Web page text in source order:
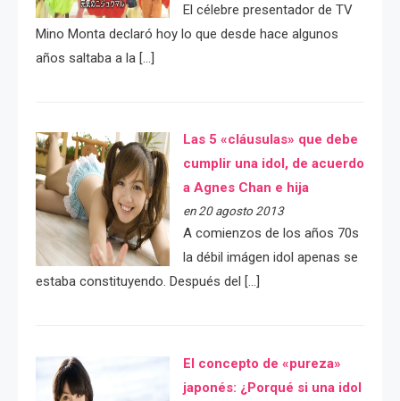
El célebre presentador de TV
Mino Monta declaró hoy lo que desde hace algunos
años saltaba a la […]
Las 5 «cláusulas» que debe
cumplir una idol, de acuerdo
a Agnes Chan e hija
en 20 agosto 2013
A comienzos de los años 70s
la débil imágen idol apenas se
estaba constituyendo. Después del […]
El concepto de «pureza»
japonés: ¿Porqué si una idol